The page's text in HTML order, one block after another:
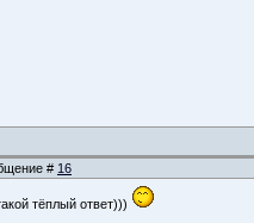
# 16
тёплый ответ)))